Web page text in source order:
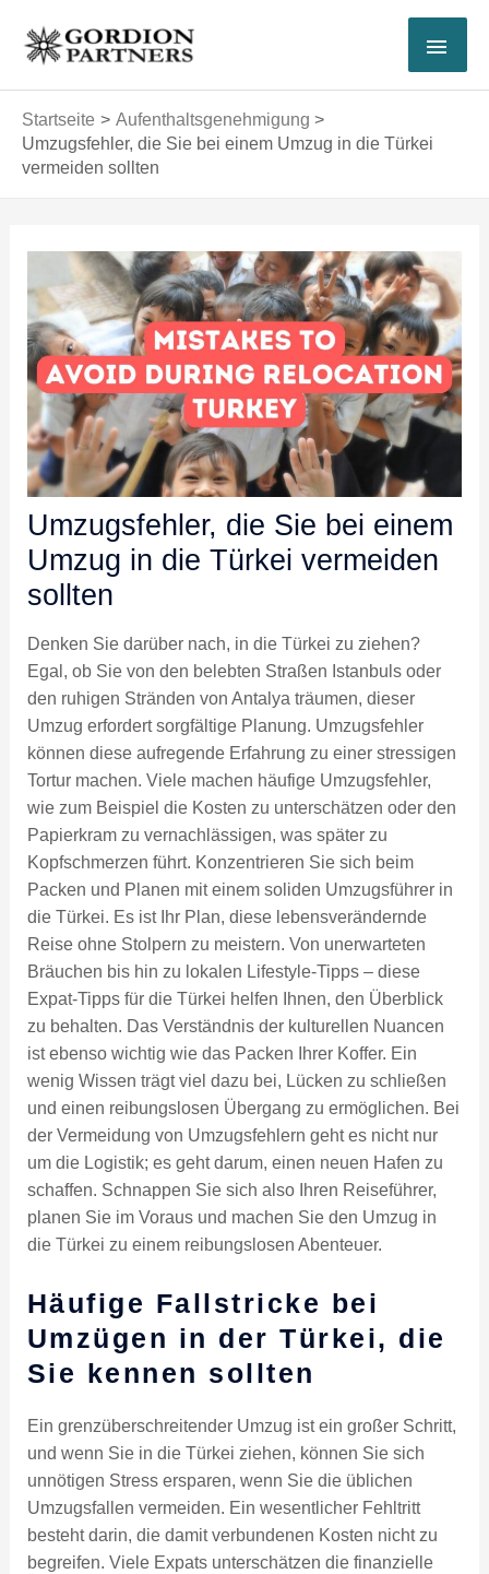
Inhalt
springen
Startseite
Aufenthaltsgenehmigung
Umzugsfehler, die Sie bei einem Umzug in die Türkei
vermeiden sollten
Umzugsfehler, die Sie bei einem
Umzug in die Türkei vermeiden
sollten
Denken Sie darüber nach, in die Türkei zu ziehen?
Egal, ob Sie von den belebten Straßen Istanbuls oder
den ruhigen Stränden von Antalya träumen, dieser
Umzug erfordert sorgfältige Planung. Umzugsfehler
können diese aufregende Erfahrung zu einer stressigen
Tortur machen. Viele machen häufige Umzugsfehler,
wie zum Beispiel die Kosten zu unterschätzen oder den
Papierkram zu vernachlässigen, was später zu
Kopfschmerzen führt. Konzentrieren Sie sich beim
Packen und Planen mit einem soliden Umzugsführer in
die Türkei. Es ist Ihr Plan, diese lebensverändernde
Reise ohne Stolpern zu meistern. Von unerwarteten
Bräuchen bis hin zu lokalen Lifestyle-Tipps – diese
Expat-Tipps für die Türkei helfen Ihnen, den Überblick
zu behalten. Das Verständnis der kulturellen Nuancen
ist ebenso wichtig wie das Packen Ihrer Koffer. Ein
wenig Wissen trägt viel dazu bei, Lücken zu schließen
und einen reibungslosen Übergang zu ermöglichen. Bei
der Vermeidung von Umzugsfehlern geht es nicht nur
um die Logistik; es geht darum, einen neuen Hafen zu
schaffen. Schnappen Sie sich also Ihren Reiseführer,
planen Sie im Voraus und machen Sie den Umzug in
die Türkei zu einem reibungslosen Abenteuer.
Häufige Fallstricke bei
Umzügen in der Türkei, die
Sie kennen sollten
Ein grenzüberschreitender Umzug ist ein großer Schritt,
und wenn Sie in die Türkei ziehen, können Sie sich
unnötigen Stress ersparen, wenn Sie die üblichen
Umzugsfallen vermeiden. Ein wesentlicher Fehltritt
besteht darin, die damit verbundenen Kosten nicht zu
begreifen. Viele Expats unterschätzen die finanzielle